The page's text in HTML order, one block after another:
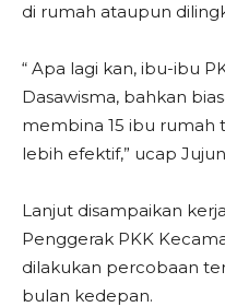
di rumah ataupun
“ Apa lagi kan, ibu-ibu
Dasawisma, bahkan
membina 15 ibu rumah
lebih efektif,” ucap Jujun
Lanjut disampaikan
Penggerak PKK
dilakukan percobaan
bulan kedepan.